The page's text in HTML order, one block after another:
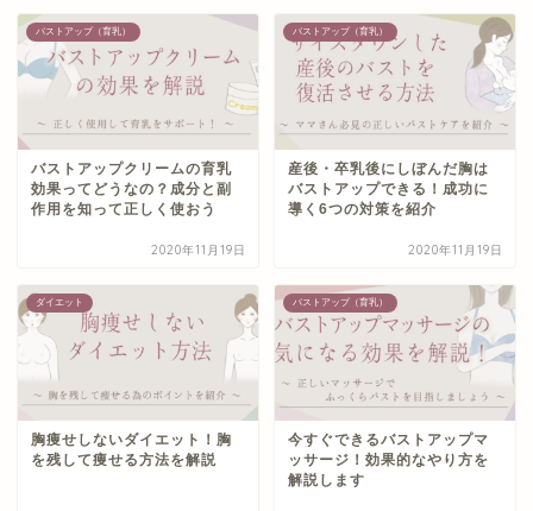
バストアップ（育乳）
バストアップクリームの育乳
効果ってどうなの？成分と副
作用を知って正しく使おう
2020年11月19日
バストアップ（育乳）
産後・卒乳後にしぼんだ胸は
バストアップできる！成功に
導く6つの対策を紹介
2020年11月19日
ダイエット
胸痩せしないダイエット！胸
を残して痩せる方法を解説
バストアップ（育乳）
今すぐできるバストアップマ
ッサージ！効果的なやり方を
解説します